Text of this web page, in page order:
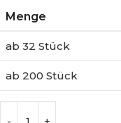
Menge
ab 32 Stück
ab 200 Stück